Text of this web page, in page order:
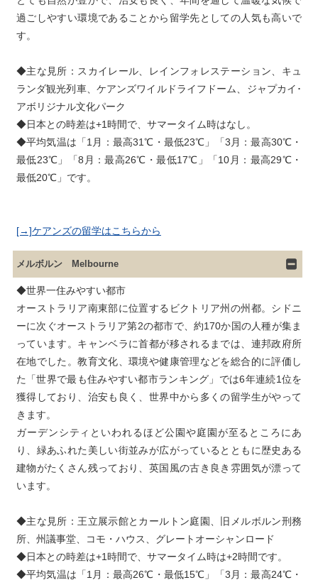
過ごしやすい環境であることから留学先としての人気も高いで
す。
◆主な見所：スカイレール、レインフォレステーション、キュ
ランダ観光列車、ケアンズワイルドライフドーム、ジャプカイ･
アボリジナル文化パーク
◆日本との時差は+1時間で、サマータイム時はなし。
◆平均気温は「1月：最高31℃・最低23℃」「3月：最高30℃・
最低23℃」「8月：最高26℃・最低17℃」「10月：最高29℃・
[→]ケアンズの留学はこちらから
メルボルン Melbourne
◆世界一住みやすい都市
オーストラリア南東部に位置するビクトリア州の州都。シドニ
ーに次ぐオーストラリア第2の都市で、約170か国の人種が集ま
っています。キャンベラに首都が移されるまでは、連邦政府所
在地でした。教育文化、環境や健康管理などを総合的に評価し
た「世界で最も住みやすい都市ランキング」では6年連続1位を
獲得しており、治安も良く、世界中から多くの留学生がやって
きます。
ガーデンシティといわれるほど公園や庭園が至るところにあ
り、緑あふれた美しい街並みが広がっているとともに歴史ある
建物がたくさん残っており、英国風の古き良き雰囲気が漂って
います。
◆主な見所：王立展示館とカールトン庭園、旧メルボルン刑務
所、州議事堂、コモ・ハウス、グレートオーシャンロード
◆日本との時差は+1時間で、サマータイム時は+2時間です。
◆平均気温は「1月：最高26℃・最低15℃」「3月：最高24℃・